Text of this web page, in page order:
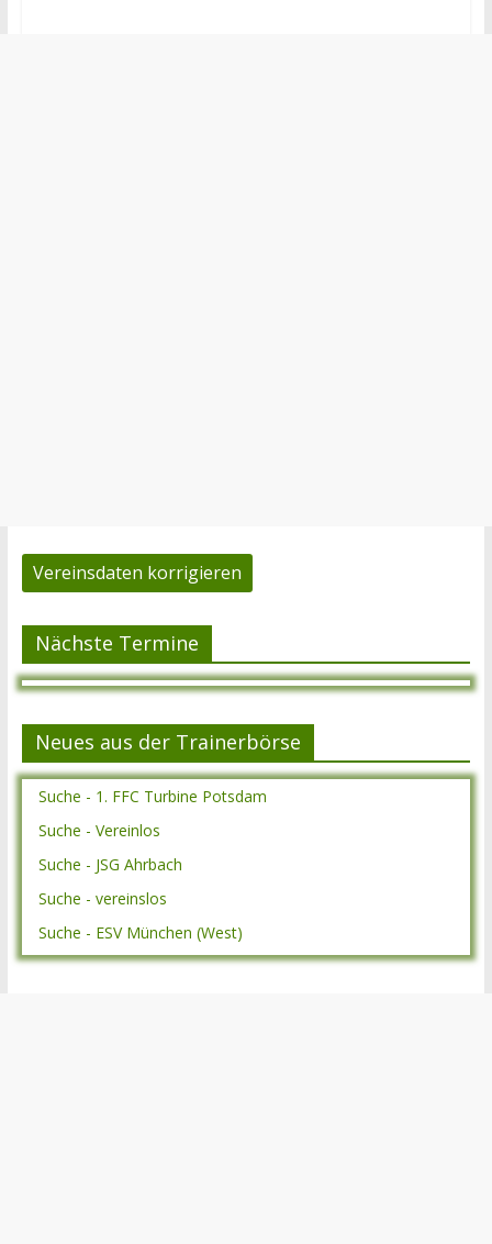
Vereinsdaten korrigieren
Nächste Termine
Neues aus der Trainerbörse
Suche - 1. FFC Turbine Potsdam
Suche - Vereinlos
Suche - JSG Ahrbach
Suche - vereinslos
Suche - ESV München (West)